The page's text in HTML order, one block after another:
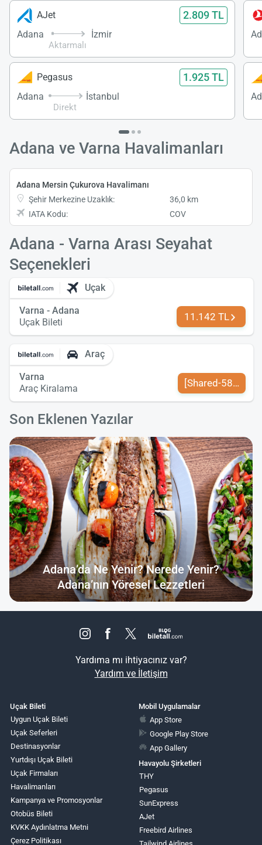
AJet 2.809 TL
Adana
Aktarmalı
İzmir
Pegasus 1.925 TL
Adana
Direkt
İstanbul
Adana ve Varna Havalimanları
Adana Mersin Çukurova Havalimanı
Şehir Merkezine Uzaklık:
36,0 km
IATA Kodu:
COV
Adana - Varna Arası Seyahat
Seçenekleri
Uçak
Varna - Adana
Uçak Bileti
11.142 TL
Araç
Varna
Araç Kiralama
[Shared-589-tr-
Son Eklenen Yazılar
Adana’da Ne Yenir? Nerede Yenir?
Adana’nın Yöresel Lezzetleri
Yardıma mı ihtiyacınız var?
Yardım ve İletişim
Uçak Bileti
Uygun Uçak Bileti
Uçak Seferleri
Destinasyonlar
Yurtdışı Uçak Bileti
Uçak Firmaları
Havalimanları
Kampanya ve Promosyonlar
Otobüs Bileti
KVKK Aydınlatma Metni
Çerez Politikası
Mobil Uygulamalar
App Store
Google Play Store
App Gallery
Havayolu Şirketleri
THY
Pegasus
SunExpress
AJet
Freebird Airlines